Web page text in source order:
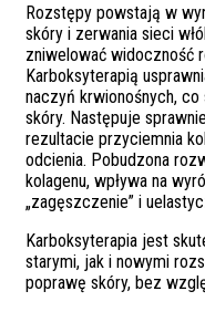
Rozstępy powstają w
skóry i zerwania sieci
zniwelować widoczność
Karboksyterapią
naczyń krwionośnych,
skóry. Następuje
rezultacie przyciemnia
odcienia. Pobudzona
kolagenu, wpływa na
„zagęszczenie” i
Karboksyterapia jest
starymi, jak i nowymi
poprawę skóry, bez